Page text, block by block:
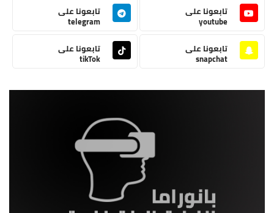
تابعونا على
youtube
تابعونا على
telegram
تابعونا على
snapchat
تابعونا على
tikTok